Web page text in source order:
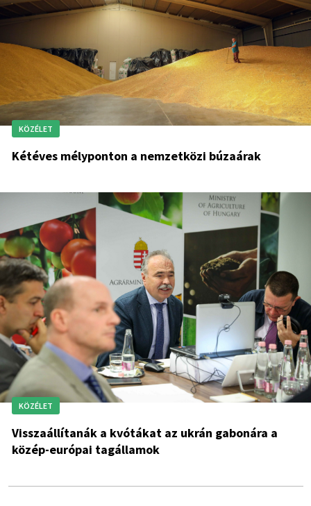
KÖZÉLET
Kétéves mélyponton a nemzetközi búzaárak
KÖZÉLET
Visszaállítanák a kvótákat az ukrán gabonára a
közép-európai tagállamok